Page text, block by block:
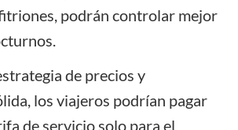
podrán controlar mejor
de precios y
los viajeros podrían pagar
de servicio solo para el